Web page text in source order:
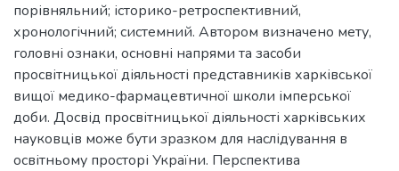
порівняльний; історико-ретроспективний,
хронологічний; системний. Автором визначено мету,
головні ознаки, основні напрями та засоби
просвітницької діяльності представників харківської
вищої медико-фармацевтичної школи імперської
доби. Досвід просвітницької діяльності харківських
науковців може бути зразком для наслідування в
освітньому просторі України. Перспектива